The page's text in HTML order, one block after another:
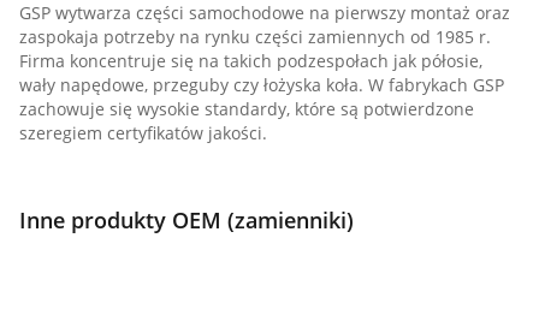
GSP wytwarza części samochodowe na pierwszy montaż oraz
zaspokaja potrzeby na rynku części zamiennych od 1985 r.
Firma koncentruje się na takich podzespołach jak półosie,
wały napędowe, przeguby czy łożyska koła. W fabrykach GSP
zachowuje się wysokie standardy, które są potwierdzone
szeregiem certyfikatów jakości.
Inne produkty OEM (zamienniki)